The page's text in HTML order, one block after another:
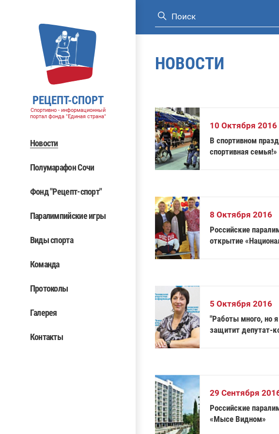
РЕЦЕПТ-СПОРТ
Спортивно - информационный
портал фонда "Единая страна"
Новости
Полумарафон Сочи
Фонд "Рецепт-спорт"
Паралимпийские игры
Виды спорта
Команда
Протоколы
Галерея
Контакты
НОВОСТИ
10 Октября 2016
В спортивном
спортивная
8 Октября 2016
Российские
открытие
5 Октября 2016
"Работы много, но
защитит депутат-
29 Сентября
Российские
«Мысе Видном»